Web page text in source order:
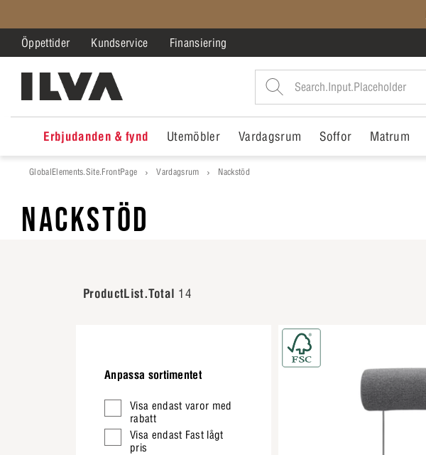
Öppettider Kundservice Finansiering
Erbjudanden & fynd Utemöbler Vardagsrum Soffor Matrum
GlobalElements.Site.FrontPage Vardagsrum Nackstöd
NACKSTÖD
ProductList.Total 14
Anpassa sortimentet
Visa endast varor med
rabatt
Visa endast Fast lågt
pris